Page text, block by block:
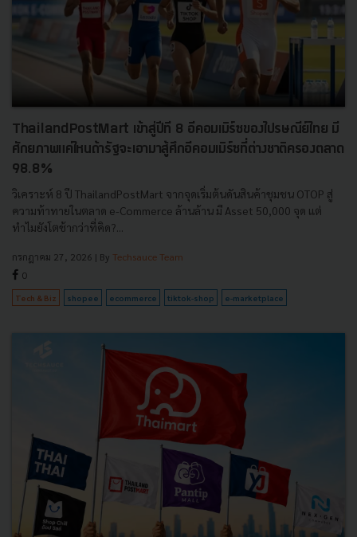
ThailandPostMart เข้าสู่ปีที 8 อีคอมเมิร์ซของไปรษณีย์ไทย มี
ศักยภาพแค่ไหนถ้ารัฐจะเอามาสู้ศึกอีคอมเมิร์ซที่ต่างชาติครองตลาด
98.8%
วิเคราะห์ 8 ปี ThailandPostMart จากจุดเริ่มต้นดันสินค้าชุมชน OTOP สู่
ความท้าทายในตลาด e-Commerce ล้านล้าน มี Asset 50,000 จุด แต่
ทำไมยังโตช้ากว่าที่คิด?...
กรกฎาคม 27, 2026 | By Techsauce Team
0
Tech & Biz shopee ecommerce tiktok-shop e-marketplace